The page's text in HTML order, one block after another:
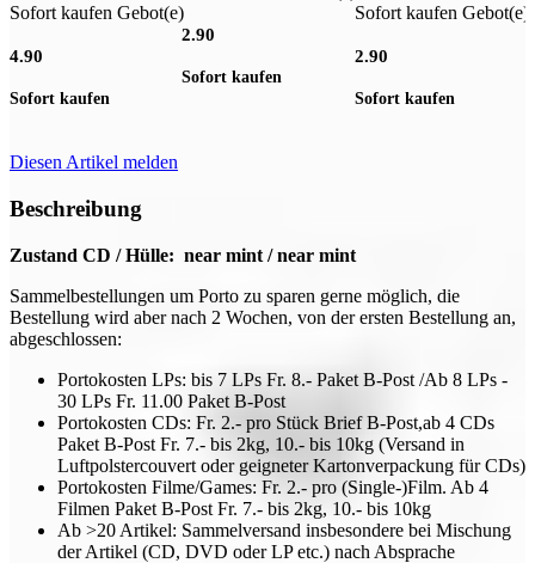
Sofort kaufen Gebot(e)
4.90
Sofort kaufen
2.90
Sofort kaufen
Sofort kaufen Gebot(e)
2.90
Sofort kaufen
Diesen Artikel melden
Beschreibung
Zustand CD / Hülle: near mint / near mint
Sammelbestellungen um Porto zu sparen gerne möglich, die
Bestellung wird aber nach 2 Wochen, von der ersten Bestellung an,
abgeschlossen:
Portokosten LPs: bis 7 LPs Fr. 8.- Paket B-Post /Ab 8 LPs -
30 LPs Fr. 11.00 Paket B-Post
Portokosten CDs: Fr. 2.- pro Stück Brief B-Post,ab 4 CDs
Paket B-Post Fr. 7.- bis 2kg, 10.- bis 10kg (Versand in
Luftpolstercouvert oder geigneter Kartonverpackung für CDs)
Portokosten Filme/Games: Fr. 2.- pro (Single-)Film. Ab 4
Filmen Paket B-Post Fr. 7.- bis 2kg, 10.- bis 10kg
Ab >20 Artikel: Sammelversand insbesondere bei Mischung
der Artikel (CD, DVD oder LP etc.) nach Absprache